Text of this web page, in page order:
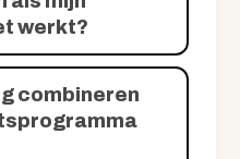
werkt?
combineren